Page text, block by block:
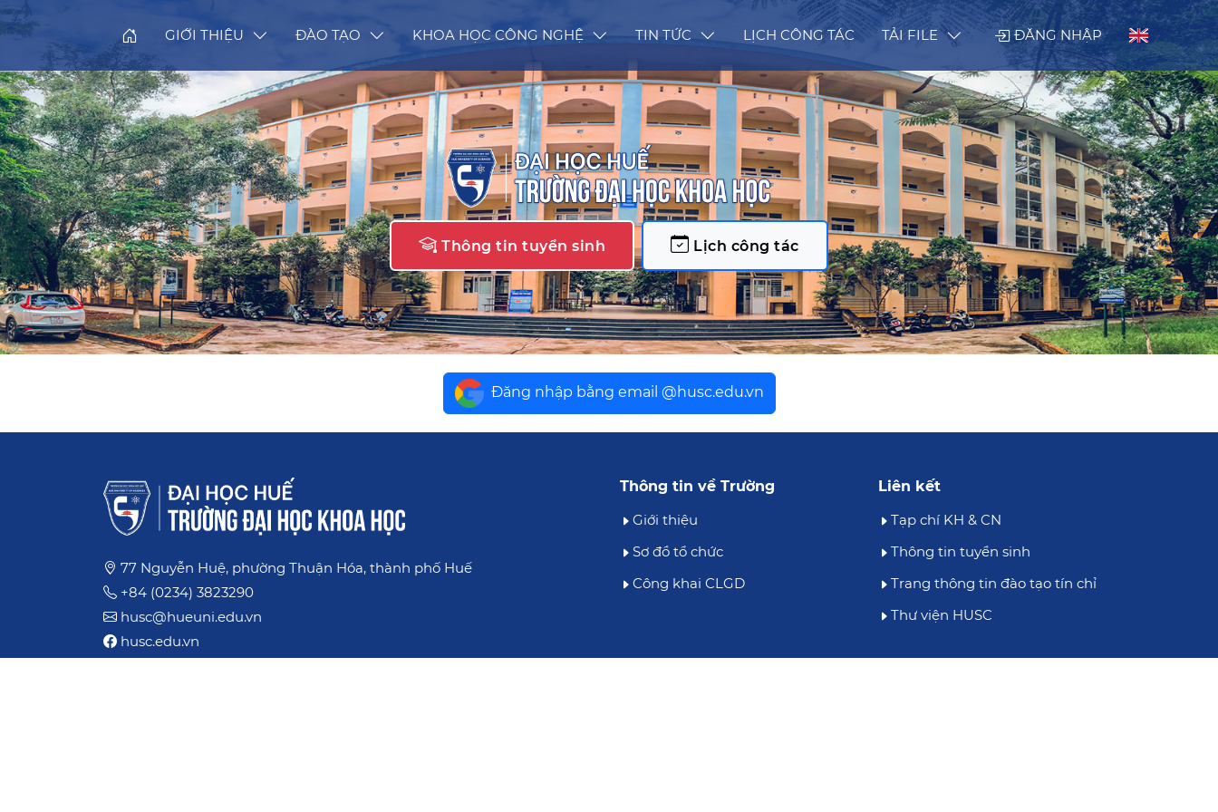
GIỚI THIỆU ĐÀO TẠO KHOA HỌC CÔNG NGHỆ TIN TỨC LỊCH CÔNG TÁC TẢI FILE ĐĂNG NHẬP
Thông tin tuyển sinh Lịch công tác
Đăng nhập bằng email @husc.edu.vn
77 Nguyễn Huệ, phường Thuận Hóa, thành phố Huế
+84 (0234) 3823290
husc@hueuni.edu.vn
husc.edu.vn
Thông tin về Trường
Giới thiệu
Sơ đồ tổ chức
Công khai CLGD
Liên kết
Tạp chí KH & CN
Thông tin tuyển sinh
Trang thông tin đào tạo tín chỉ
Thư viện HUSC